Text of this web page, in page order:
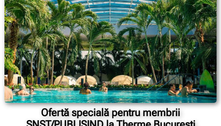
Ofertă specială pentru membrii